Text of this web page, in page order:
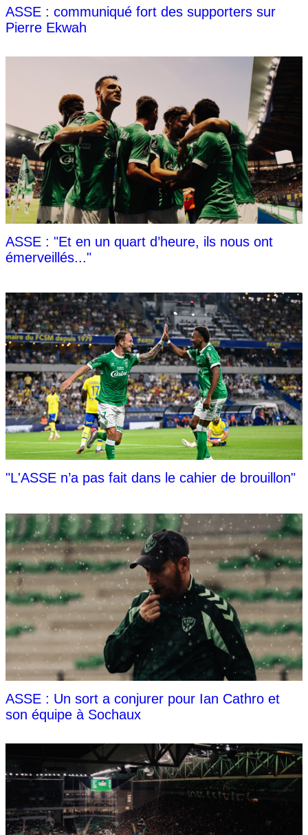
ASSE : communiqué fort des supporters sur
Pierre Ekwah
ASSE : "Et en un quart d’heure, ils nous ont
émerveillés..."
"L'ASSE n’a pas fait dans le cahier de brouillon"
ASSE : Un sort a conjurer pour Ian Cathro et
son équipe à Sochaux